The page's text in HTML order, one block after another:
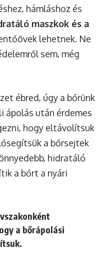
hámláshoz és
maszkok és a
lehetnek. Ne
sem, még
ébred, úgy a bőrünk
ápolás után érdemes
hogy eltávolítsuk
a bőrsejtek
hidratáló
a bőrt a nyári
a bőrápolási